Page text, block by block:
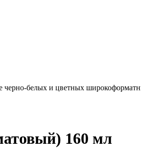
белых и цветных
160 мл